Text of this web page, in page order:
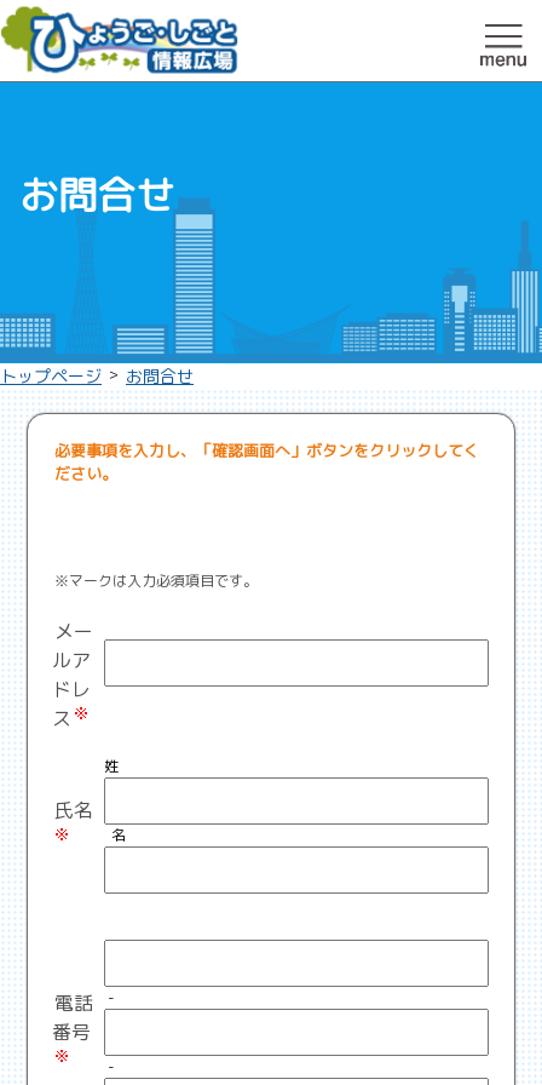
お問合せ
トップページ > お問合せ
必要事項を入力し、「確認画面へ」ボタンをクリックしてく
ださい。
※マークは入力必須項目です。
メー
ルア
ドレ
ス
氏名
姓
名
電話
番号
-
-